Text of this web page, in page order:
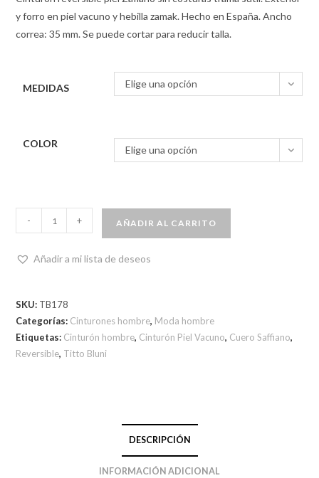
y forro en piel vacuno y hebilla zamak. Hecho en España. Ancho
correa: 35 mm. Se puede cortar para reducir talla.
MEDIDAS Elige una opción
COLOR
Elige una opción
- + AÑADIR AL CARRITO
Añadir a mi lista de deseos
SKU: TB178
Categorías: Cinturones hombre, Moda hombre
Etiquetas: Cinturón hombre, Cinturón Piel Vacuno, Cuero Saffiano,
Reversible, Titto Bluni
DESCRIPCIÓN
INFORMACIÓN ADICIONAL